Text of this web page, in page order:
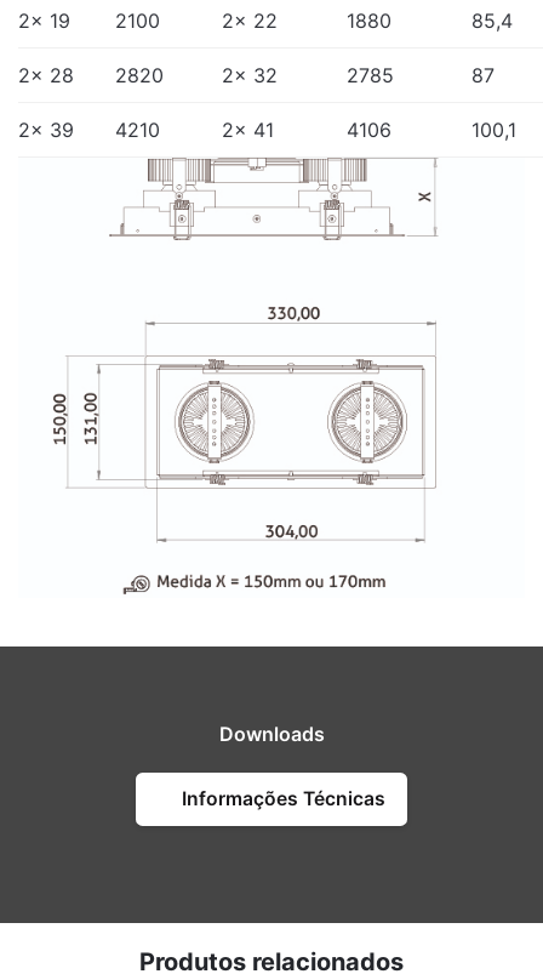
2x 19 2100 2x 22 1880 85,4
2x 28 2820 2x 32 2785 87
2x 39 4210 2x 41 4106 100,1
Downloads
Informações Técnicas
Produtos relacionados